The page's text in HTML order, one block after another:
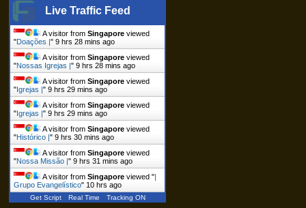
Live Traffic Feed
A visitor fromSingapore viewed
"Doações |"9 hrs 28 mins ago
A visitor fromSingapore viewed
"Nossas Igrejas |"9 hrs 28 mins ago
A visitor fromSingapore viewed
"Igrejas |"9 hrs 29 mins ago
A visitor fromSingapore viewed
"Igrejas |"9 hrs 29 mins ago
A visitor fromSingapore viewed
"Histórico |"9 hrs 30 mins ago
A visitor fromSingapore viewed
"Nossa Missão |"9 hrs 31 mins ago
A visitor fromSingapore viewed "|
Grupo Evangelístico" 10 hrs ago
Get Script Real Time Tracking ON